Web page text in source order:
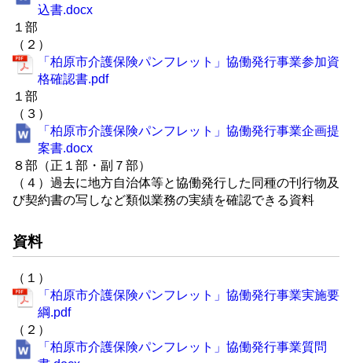
込書.docx
１部
（２）
「柏原市介護保険パンフレット」協働発行事業参加資
格確認書.pdf
１部
（３）
「柏原市介護保険パンフレット」協働発行事業企画提
案書.docx
８部（正１部・副７部）
（４）過去に地方自治体等と協働発行した同種の刊行物及
び契約書の写しなど類似業務の実績を確認できる資料
資料
（１）
「柏原市介護保険パンフレット」協働発行事業実施要
綱.pdf
（２）
「柏原市介護保険パンフレット」協働発行事業質問